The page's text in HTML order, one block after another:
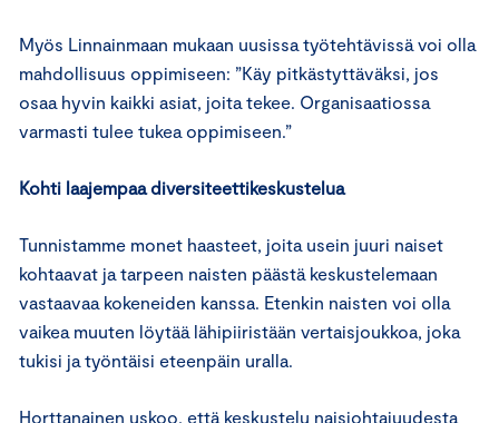
Myös Linnainmaan mukaan uusissa työtehtävissä voi olla
mahdollisuus oppimiseen: ”Käy pitkästyttäväksi, jos
osaa hyvin kaikki asiat, joita tekee. Organisaatiossa
varmasti tulee tukea oppimiseen.”
Kohti laajempaa diversiteettikeskustelua
Tunnistamme monet haasteet, joita usein juuri naiset
kohtaavat ja tarpeen naisten päästä keskustelemaan
vastaavaa kokeneiden kanssa. Etenkin naisten voi olla
vaikea muuten löytää lähipiiristään vertaisjoukkoa, joka
tukisi ja työntäisi eteenpäin uralla.
Horttanainen uskoo, että keskustelu naisjohtajuudesta